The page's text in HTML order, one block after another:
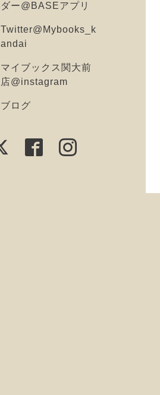
ダー@BASEアプリ
Twitter@Mybooks_k
andai
マイブックス関大前
店@instagram
ブログ